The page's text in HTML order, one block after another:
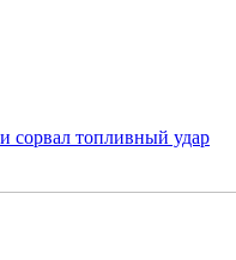
сорвал топливный удар